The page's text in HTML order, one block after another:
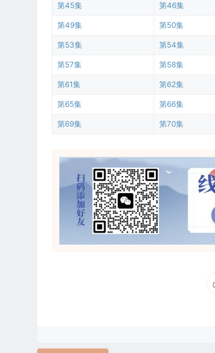
第45集 第46集
第49集 第50集
第53集 第54集
第57集 第58集
第61集 第62集
第65集 第66集
第69集 第70集